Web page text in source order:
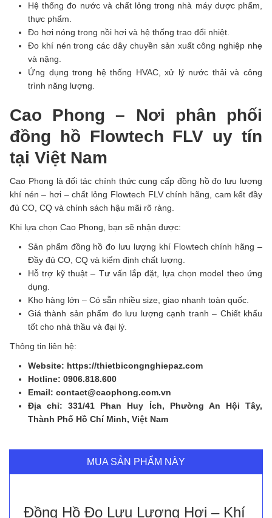
Hệ thống đo nước và chất lỏng trong nhà máy dược phẩm,
thực phẩm.
Đo hơi nóng trong nồi hơi và hệ thống trao đổi nhiệt.
Đo khí nén trong các dây chuyền sản xuất công nghiệp nhẹ
và nặng.
Ứng dụng trong hệ thống HVAC, xử lý nước thải và công
trình năng lượng.
Cao Phong – Nơi phân phối
đồng hồ Flowtech FLV uy tín
tại Việt Nam
Cao Phong là đối tác chính thức cung cấp đồng hồ đo lưu lượng
khí nén – hơi – chất lỏng Flowtech FLV chính hãng, cam kết đầy
đủ CO, CQ và chính sách hậu mãi rõ ràng.
Khi lựa chọn Cao Phong, bạn sẽ nhận được:
Sản phẩm đồng hồ đo lưu lượng khí Flowtech chính hãng –
Đầy đủ CO, CQ và kiểm định chất lượng.
Hỗ trợ kỹ thuật – Tư vấn lắp đặt, lựa chọn model theo ứng
dụng.
Kho hàng lớn – Có sẵn nhiều size, giao nhanh toàn quốc.
Giá thành sản phẩm đo lưu lượng cạnh tranh – Chiết khấu
tốt cho nhà thầu và đại lý.
Thông tin liên hệ:
Website: https://thietbicongnghiepaz.com
Hotline: 0906.818.600
Email: contact@caophong.com.vn
Địa chỉ: 331/41 Phan Huy Ích, Phường An Hội Tây,
Thành Phố Hồ Chí Minh, Việt Nam
MUA SẢN PHẨM NÀY
Đồng Hồ Đo Lưu Lượng Hơi – Khí